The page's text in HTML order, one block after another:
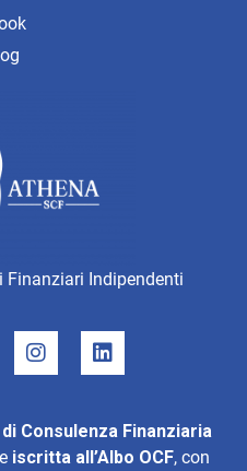
Finanziari Indipendenti
Consulenza Finanziaria
iscritta all’Albo OCF, con